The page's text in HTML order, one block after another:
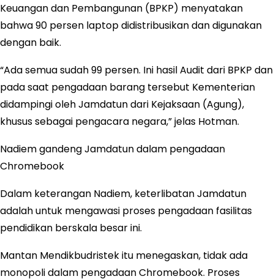
Keuangan dan Pembangunan (BPKP) menyatakan
bahwa 90 persen laptop didistribusikan dan digunakan
dengan baik.
“Ada semua sudah 99 persen. Ini hasil Audit dari BPKP dan
pada saat pengadaan barang tersebut Kementerian
didampingi oleh Jamdatun dari Kejaksaan (Agung),
khusus sebagai pengacara negara,” jelas Hotman.
Nadiem gandeng Jamdatun dalam pengadaan
Chromebook
Dalam keterangan Nadiem, keterlibatan Jamdatun
adalah untuk mengawasi proses pengadaan fasilitas
pendidikan berskala besar ini.
Mantan Mendikbudristek itu menegaskan, tidak ada
monopoli dalam pengadaan Chromebook. Proses